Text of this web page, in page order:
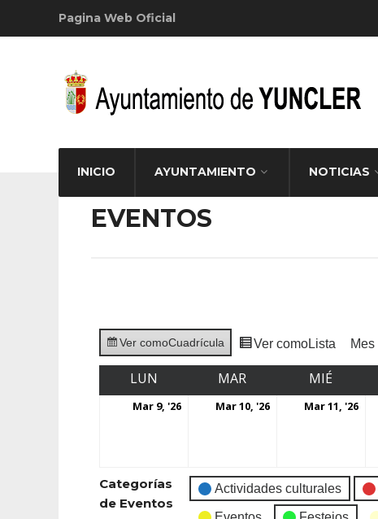
Pagina Web Oficial
INICIO AYUNTAMIENTO NOTICIAS
EVENTOS
Ver comoCuadrícula Ver comoLista Mes
LUN MAR MIÉ
Mar 9, '26 Mar 10, '26 Mar 11, '26
Categorías
de Eventos
Actividades culturales